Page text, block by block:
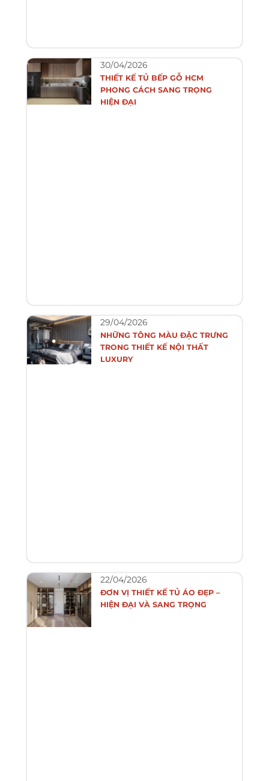
30/04/2026
THIẾT KẾ TỦ BẾP GỖ HCM
PHONG CÁCH SANG TRỌNG
HIỆN ĐẠI
29/04/2026
NHỮNG TÔNG MÀU ĐẶC TRƯNG
TRONG THIẾT KẾ NỘI THẤT
LUXURY
22/04/2026
ĐƠN VỊ THIẾT KẾ TỦ ÁO ĐẸP –
HIỆN ĐẠI VÀ SANG TRỌNG